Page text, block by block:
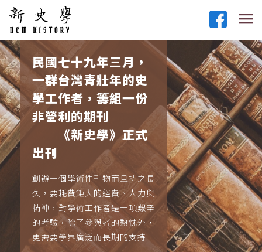
民國七十九年三月，
一群台灣青壯年的史
學工作者，籌組一份
非營利的期刊
──《新史學》正式
出刊
創辦一個學術性刊物而且持之長
久，要耗費鉅大的經費、人力與
精神，對學術工作者是一項艱辛
的考驗，除了參與者的熱忱外，
更需要學界廣泛而長期的支持